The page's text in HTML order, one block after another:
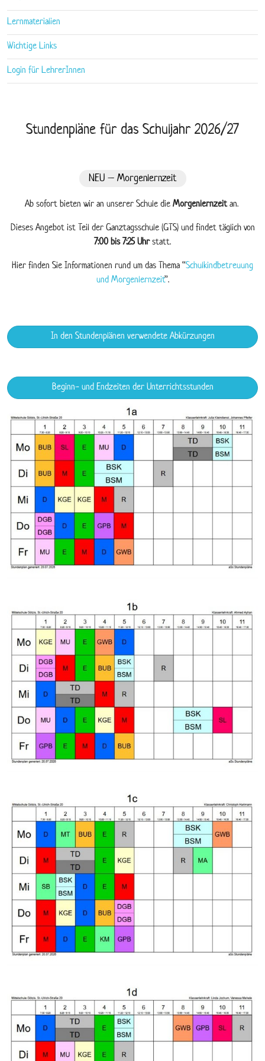
Lernmaterialien
Wichtige Links
Login für LehrerInnen
Stundenpläne für das Schuljahr 2026/27
NEU – Morgenlernzeit
Ab sofort bieten wir an unserer Schule die Morgenlernzeitan.
Dieses Angebot ist Teil der Ganztagsschule (GTS) und findet täglich von
7:00 bis 7:25 Uhrstatt.
Hier finden Sie Informationen rund um das Thema “Schulkindbetreuung
und Morgenlernzeit”.
In den Stundenplänen verwendete Abkürzungen
Beginn- und Endzeiten der Unterrichtsstunden